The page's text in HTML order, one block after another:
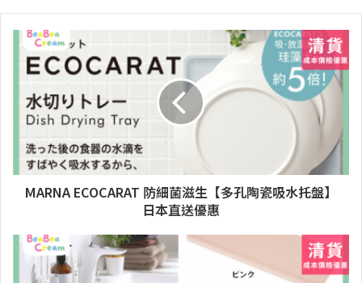
MARNA ECOCARAT 防細菌滋生【多孔陶瓷吸水托盤】
日本直送優惠